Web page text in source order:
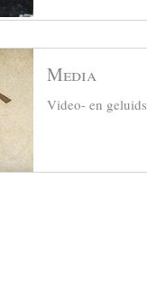
Media
Video- en